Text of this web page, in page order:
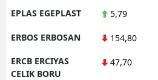
EPLAS EGEPLAST 5,79
ERBOS ERBOSAN 154,80
ERCB ERCIYAS
CELIK BORU
47,70